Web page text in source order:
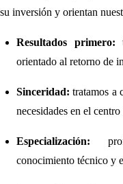
su inversión y orientan
Resultados primero:
orientado al retorno de
Sinceridad: tratamos a
necesidades en el
Especialización:
conocimiento técnico y